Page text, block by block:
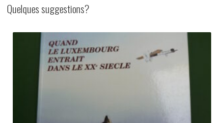
Quelques suggestions?